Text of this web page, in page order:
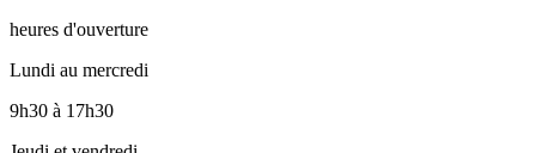
heures d'ouverture
Lundi au mercredi
9h30 à 17h30